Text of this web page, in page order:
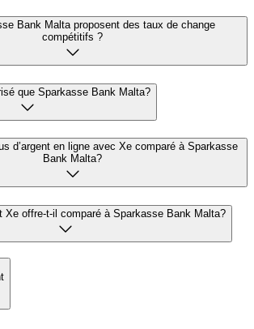
Bank Malta proposent des taux de change
compétitifs ?
que Sparkasse Bank Malta?
d’argent en ligne avec Xe comparé à Sparkasse
Bank Malta?
Xe offre-t-il comparé à Sparkasse Bank Malta?